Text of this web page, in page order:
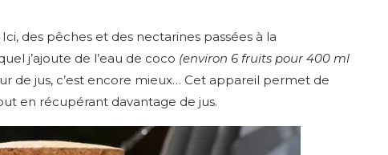
des pêches et des nectarines passées à la
j’ajoute de l’eau de coco (environ 6 fruits pour 400 ml
de jus, c’est encore mieux… Cet appareil permet de
en récupérant davantage de jus.